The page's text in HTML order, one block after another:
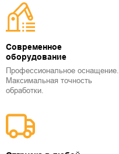
Современное
оборудование
Профессиональное оснащение.
Максимальная точность
обработки.